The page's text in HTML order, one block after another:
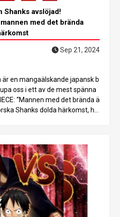
på en av de mest omtal
och hans Haki. Under Wano
Zoro vad som verkade vara
Shanks avslöjad!
med det brända
Sep 21, 2024
är en mangaälskande japansk b
oss i ett av de mest spänna
“Mannen med det brända ä
Shanks dolda härkomst, ha
dig. Låt oss hoppa in i denna s
teorier tillsammans! Shan
I det senaste kapitlet av O
en siluettfigur orsakat uppst
spekulerar i att denna mys
det brända ärret”, och att de
släkt. Det finns starka bevis